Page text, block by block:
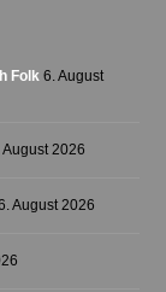
Folk 6. August
August 2026
August 2026